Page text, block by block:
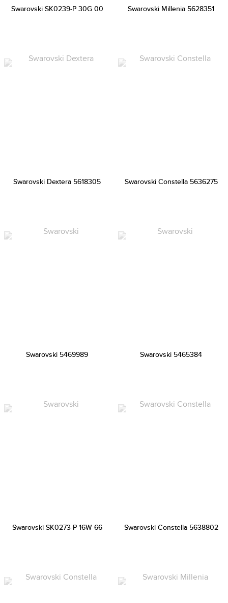
Swarovski SK0239-P 30G 00 Swarovski Millenia 5628351
Swarovski Dextera 5618305 Swarovski Constella 5636275
Swarovski 5469989 Swarovski 5465384
Swarovski SK0273-P 16W 66 Swarovski Constella 5638802